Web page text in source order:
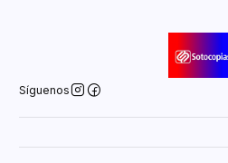
Síguenos